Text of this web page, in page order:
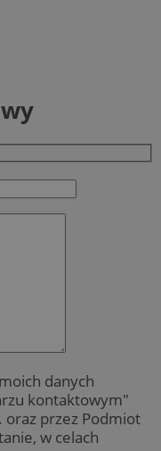
danych
kontaktowym"
oraz przez Podmiot
w celach